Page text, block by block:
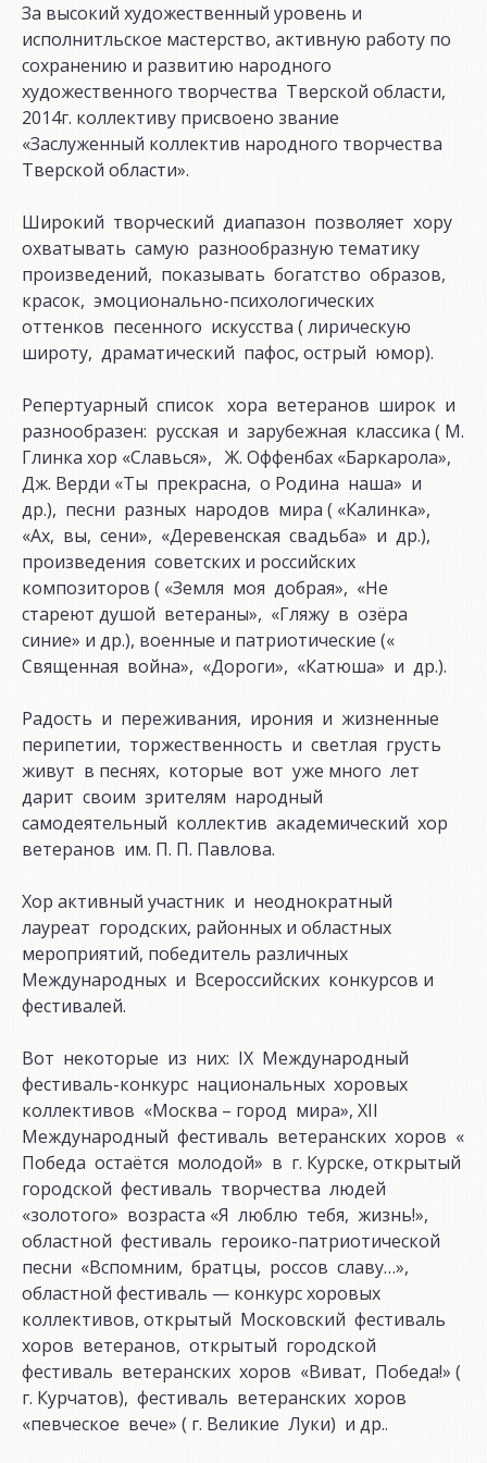
За высокий художественный уровень и
исполнитльское мастерство, активную работу по
сохранению и развитию народного
художественного творчества Тверской области,
2014г. коллективу присвоено звание
«Заслуженный коллектив народного творчества
Тверской области».
Широкий творческий диапазон позволяет хору
охватывать самую разнообразную тематику
произведений, показывать богатство образов,
красок, эмоционально-психологических
оттенков песенного искусства ( лирическую
широту, драматический пафос, острый юмор).
Репертуарный список хора ветеранов широк и
разнообразен: русская и зарубежная классика ( М.
Глинка хор «Славься», Ж. Оффенбах «Баркарола»,
Дж. Верди «Ты прекрасна, о Родина наша» и
др.), песни разных народов мира ( «Калинка»,
«Ах, вы, сени», «Деревенская свадьба» и др.),
произведения советских и российских
композиторов ( «Земля моя добрая», «Не
стареют душой ветераны», «Гляжу в озёра
синие» и др.), военные и патриотические («
Священная война», «Дороги», «Катюша» и др.).
Радость и переживания, ирония и жизненные
перипетии, торжественность и светлая грусть
живут в песнях, которые вот уже много лет
дарит своим зрителям народный
самодеятельный коллектив академический хор
ветеранов им. П. П. Павлова.
Хор активный участник и неоднократный
лауреат городских, районных и областных
мероприятий, победитель различных
Международных и Всероссийских конкурсов и
фестивалей.
Вот некоторые из них: IX Международный
фестиваль-конкурс национальных хоровых
коллективов «Москва – город мира», XII
Международный фестиваль ветеранских хоров «
Победа остаётся молодой» в г. Курске, открытый
городской фестиваль творчества людей
«золотого» возраста «Я люблю тебя, жизнь!»,
областной фестиваль героико-патриотической
песни «Вспомним, братцы, россов славу…»,
областной фестиваль — конкурс хоровых
коллективов, открытый Московский фестиваль
хоров ветеранов, открытый городской
фестиваль ветеранских хоров «Виват, Победа!» (
г. Курчатов), фестиваль ветеранских хоров
«певческое вече» ( г. Великие Луки) и др..